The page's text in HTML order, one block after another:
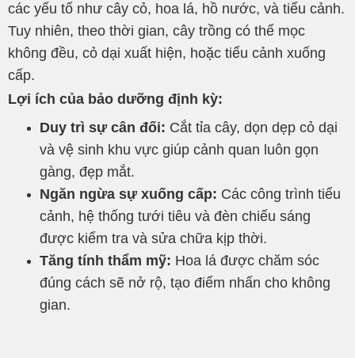
các yếu tố như cây cỏ, hoa lá, hồ nước, và tiểu cảnh.
Tuy nhiên, theo thời gian, cây trồng có thể mọc
không đều, cỏ dại xuất hiện, hoặc tiểu cảnh xuống
cấp.
Lợi ích của bảo dưỡng định kỳ:
Duy trì sự cân đối: Cắt tỉa cây, dọn dẹp cỏ dại
và vệ sinh khu vực giúp cảnh quan luôn gọn
gàng, đẹp mắt.
Ngăn ngừa sự xuống cấp: Các công trình tiểu
cảnh, hệ thống tưới tiêu và đèn chiếu sáng
được kiểm tra và sửa chữa kịp thời.
Tăng tính thẩm mỹ: Hoa lá được chăm sóc
đúng cách sẽ nở rộ, tạo điểm nhấn cho không
gian.